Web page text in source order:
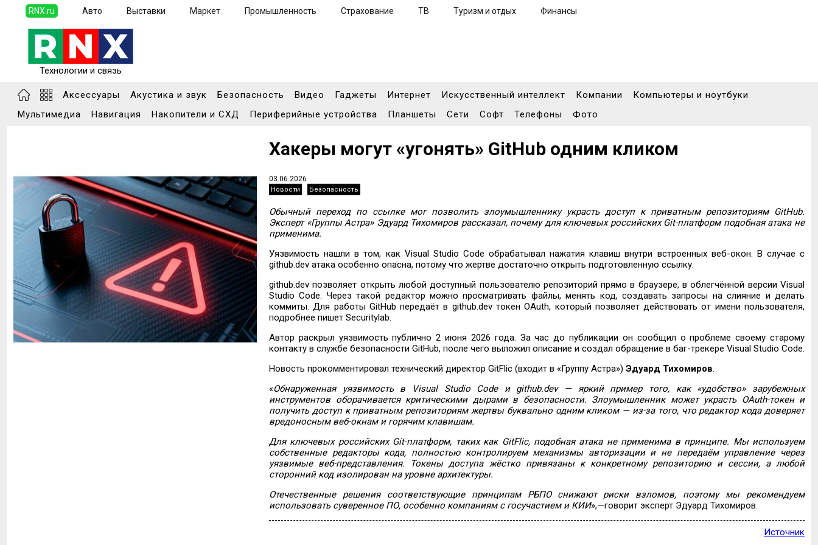
RNX.ru Авто Выставки Маркет Промышленность Страхование ТВ Туризм и отдых Финансы
Технологии и связь
Аксессуары Акустика и звук Безопасность Видео Гаджеты Интернет Искусственный интеллект Компании
Компьютеры и ноутбуки
Мультимедиа
Навигация Накопители и СХД Периферийные устройства Планшеты Сети Софт Телефоны Фото
Хакеры могут «угонять» GitHub одним кликом
03.06.2026
Новости Безопасность
Обычный переход по ссылке мог позволить злоумышленнику украсть доступ к приватным репозиториям GitHub.
Эксперт «Группы Астра» Эдуард Тихомиров рассказал, почему для ключевых российских Git-платформ подобная атака не
применима.
Уязвимость нашли в том, как Visual Studio Code обрабатывал нажатия клавиш внутри встроенных веб-окон. В случае с
github.dev атака особенно опасна, потому что жертве достаточно открыть подготовленную ссылку.
github.dev позволяет открыть любой доступный пользователю репозиторий прямо в браузере, в облегчённой версии Visual
Studio Code. Через такой редактор можно просматривать файлы, менять код, создавать запросы на слияние и делать
коммиты. Для работы GitHub передаёт в github.dev токен OAuth, который позволяет действовать от имени пользователя,
подробнее пишет Securitylab.
Автор раскрыл уязвимость публично 2 июня 2026 года. За час до публикации он сообщил о проблеме своему старому
контакту в службе безопасности GitHub, после чего выложил описание и создал обращение в баг-трекере Visual Studio Code.
Новость прокомментировал технический директор GitFlic (входит в «Группу Астра») Эдуард Тихомиров.
«Обнаруженная уязвимость в Visual Studio Code и github.dev — яркий пример того, как «удобство» зарубежных
инструментов оборачивается критическими дырами в безопасности. Злоумышленник может украсть OAuth-токен и
получить доступ к приватным репозиториям жертвы буквально одним кликом — из-за того, что редактор кода доверяет
вредоносным веб-окнам и горячим клавишам.
Для ключевых российских Git-платформ, таких как GitFlic, подобная атака не применима в принципе. Мы используем
собственные редакторы кода, полностью контролируем механизмы авторизации и не передаём управление через
уязвимые веб-представления. Токены доступа жёстко привязаны к конкретному репозиторию и сессии, а любой
сторонний код изолирован на уровне архитектуры.
Отечественные решения соответствующие принципам РБПО снижают риски взломов, поэтому мы рекомендуем
использовать суверенное ПО, особенно компаниям с госучастием иКИИ»,—говорит эксперт Эдуард Тихомиров.
Источник